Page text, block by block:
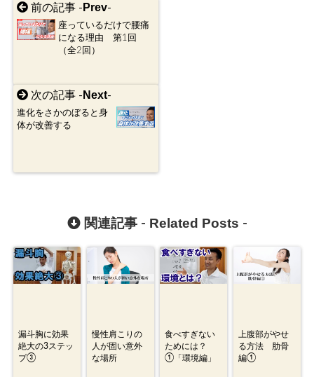
前の記事 - Prev-
座っているだけで腰痛
になる理由 第1回
（全2回）
次の記事 - Next-
進化をさかのぼると身
体が改善する
関連記事 - Related Posts -
漏斗胸に効果
絶大の3ステッ
プ③
慢性肩こりの
人が固い意外
な場所
食べすぎない
ためには？
①「環境編」
上腹部がやせ
る方法 肋骨
編①